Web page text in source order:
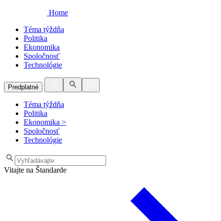
Home
Téma týždňa
Politika
Ekonomika
Spoločnosť
Technológie
Predplatné
Téma týždňa
Politika
Ekonomika >
Spoločnosť
Technológie
Vitajte na Štandarde